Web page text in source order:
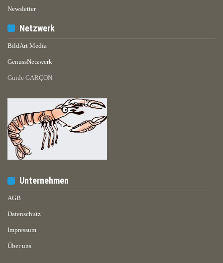
Newsletter
Netzwerk
BildArt Media
GenussNetzwerk
Guide GARÇON
Unternehmen
AGB
Datenschutz
Impressum
Über uns